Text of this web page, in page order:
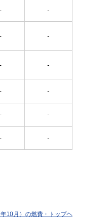
- -
- -
- -
- -
- -
- -
10月）の燃費・トップヘ